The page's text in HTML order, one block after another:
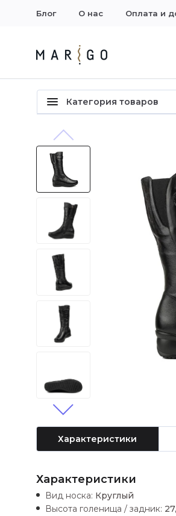
Блог О нас Оплата и
Категория товаров
Характеристики
Характеристики
Вид носка: Круглый
Высота голенища / задник: